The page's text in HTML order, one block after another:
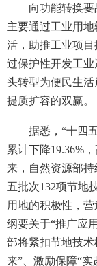
向功能转换要
主要通过工业用
活，助推工业项
过保护性开发工
头转型为便民生
提质扩容的双赢。
据悉，“十四五
累计下降19.36%
来，自然资源部
五批次132项节地
用地的积极性，
纲要关于“推广应
部将紧扣节地技术
来”、激励保障“